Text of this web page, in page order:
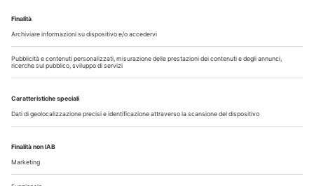
Il flusso di lavoro dell’odontoiatra chairside
Odontoiatria33